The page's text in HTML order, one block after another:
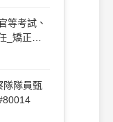
等考試、
_矯正、
隊隊員甄